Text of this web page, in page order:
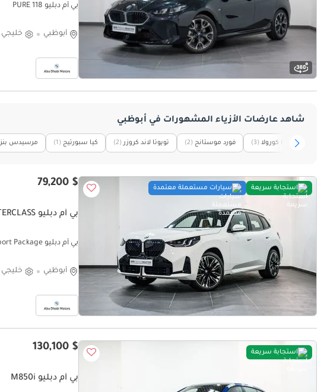
بي أم دبليو 118 PURE
أبوظبي خليجي
شاهد عارضات الأزياء المشهورات في أبوظبي
تويوتا كورولا (3) فورد موستانج (2) تويوتا لاند كروزر (2) كيا سبورتيج (1) مرسيدس بنز G 63 AMG
استجابة سريعة سيارات مستعملة معتمدة $ 79,200
بي أم دبليو X3 30 XDRIVE SPORT MASTERCLASS
بي أم دبليو X3 30 XDRIVE SPORT MASTERCLASS Masterclass M Sport Package
أبوظبي خليجي
استجابة سريعة $ 130,100
بي أم دبليو M850i